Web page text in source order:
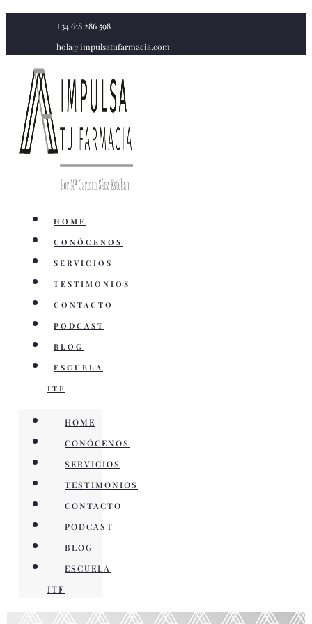
contenido
+34 618 286 598
hola@impulsatufarmacia.com
HOME
CONÓCENOS
SERVICIOS
TESTIMONIOS
CONTACTO
PODCAST
BLOG
ESCUELA
ITF
HOME
CONÓCENOS
SERVICIOS
TESTIMONIOS
CONTACTO
PODCAST
BLOG
ESCUELA
ITF